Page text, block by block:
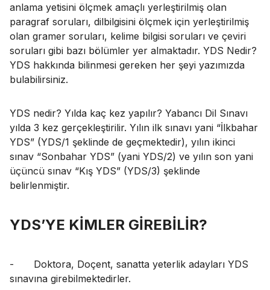
anlama yetisini ölçmek amaçlı yerleştirilmiş olan
paragraf soruları, dilbilgisini ölçmek için yerleştirilmiş
olan gramer soruları, kelime bilgisi soruları ve çeviri
soruları gibi bazı bölümler yer almaktadır. YDS Nedir?
YDS hakkında bilinmesi gereken her şeyi yazımızda
bulabilirsiniz.
YDS nedir? Yılda kaç kez yapılır? Yabancı Dil Sınavı
yılda 3 kez gerçekleştirilir. Yılın ilk sınavı yani “İlkbahar
YDS” (YDS/1 şeklinde de geçmektedir), yılın ikinci
sınav “Sonbahar YDS” (yani YDS/2) ve yılın son yani
üçüncü sınav “Kış YDS” (YDS/3) şeklinde
belirlenmiştir.
YDS’YE KİMLER GİREBİLİR?
-
Doktora, Doçent, sanatta yeterlik adayları YDS
sınavına girebilmektedirler.